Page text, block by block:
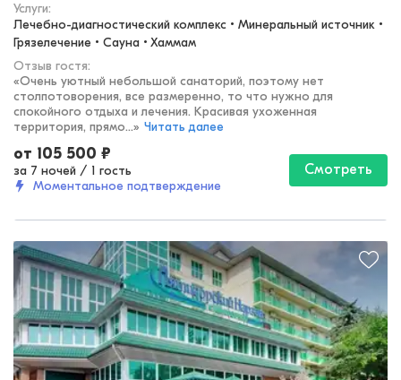
Услуги:
Лечебно-диагностический комплекс • Минеральный источник •
Грязелечение • Сауна • Хаммам
Отзыв гостя:
«Очень уютный небольшой санаторий, поэтому нет
столпотоворения, все размеренно, то что нужно для
спокойного отдыха и лечения. Красивая ухоженная
территория, прямо...» Читать далее
от 105 500 ₽
за 7 ночей / 1 гость
Моментальное подтверждение
Смотреть